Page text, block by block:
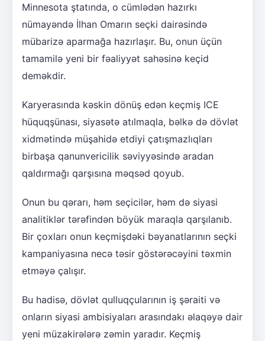
Minnesota ştatında, o cümlədən hazırkı
nümayəndə İlhan Omarın seçki dairəsində
mübarizə aparmağa hazırlaşır. Bu, onun üçün
tamamilə yeni bir fəaliyyət sahəsinə keçid
deməkdir.
Karyerasında kəskin dönüş edən keçmiş ICE
hüquqşünası, siyasətə atılmaqla, bəlkə də dövlət
xidmətində müşahidə etdiyi çatışmazlıqları
birbaşa qanunvericilik səviyyəsində aradan
qaldırmağı qarşısına məqsəd qoyub.
Onun bu qərarı, həm seçicilər, həm də siyasi
analitiklər tərəfindən böyük maraqla qarşılanıb.
Bir çoxları onun keçmişdəki bəyanatlarının seçki
kampaniyasına necə təsir göstərəcəyini təxmin
etməyə çalışır.
Bu hadisə, dövlət qulluqçularının iş şəraiti və
onların siyasi ambisiyaları arasındakı əlaqəyə dair
yeni müzakirələrə zəmin yaradır. Keçmiş